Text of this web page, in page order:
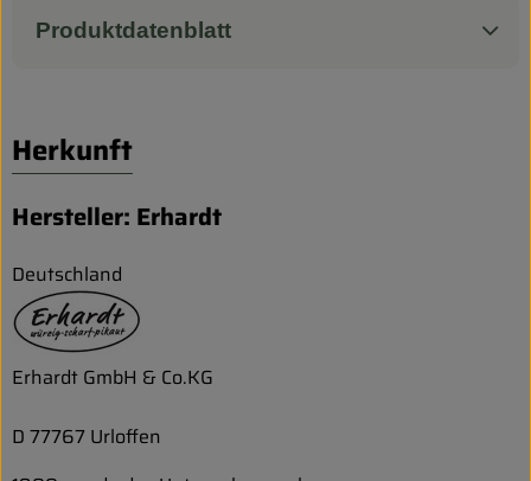
Produktdatenblatt
Herkunft
Hersteller: Erhardt
Deutschland
Erhardt GmbH & Co.KG
D 77767 Urloffen